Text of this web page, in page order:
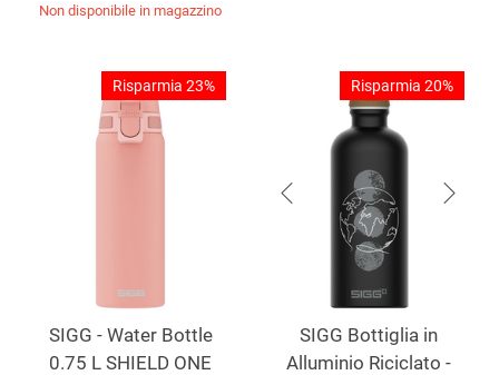
Non disponibile in magazzino
Risparmia 23%
SIGG - Water Bottle
0.75 L SHIELD ONE
Risparmia 20%
SIGG Bottiglia in
Alluminio Riciclato -